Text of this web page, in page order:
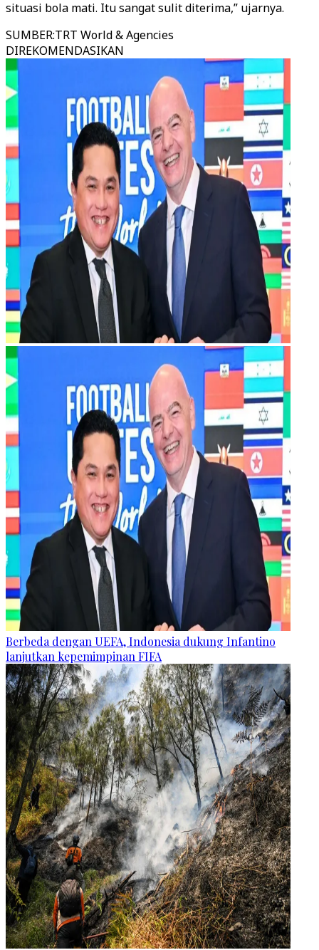
situasi bola mati. Itu sangat sulit diterima,” ujarnya.
SUMBER:TRT World & Agencies
DIREKOMENDASIKAN
Berbeda dengan UEFA, Indonesia dukung Infantino
lanjutkan kepemimpinan FIFA